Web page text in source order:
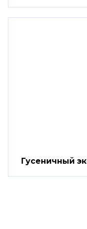
Гусеничный